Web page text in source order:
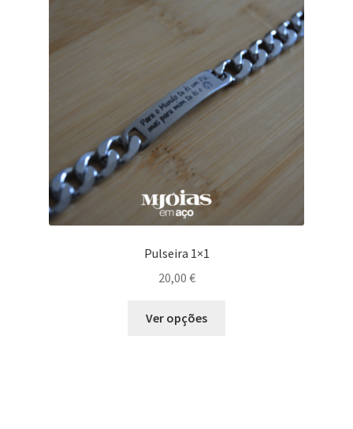
Pulseira 1×1
20,00 €
Ver opções